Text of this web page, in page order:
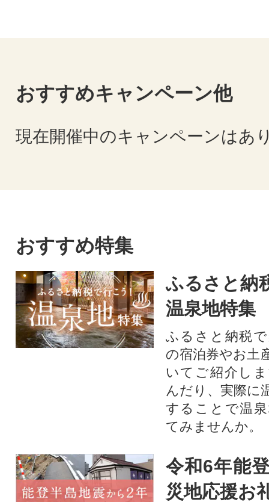
おすすめキャンペーン他
現在開催中のキャンペーンはあ
おすすめ特集
ふるさと納
温泉地特集
ふるさと納税
の宿泊券やお土
いてご紹介し
んだり、実際に
することで温
てみませんか。
令和6年能
災地応援お